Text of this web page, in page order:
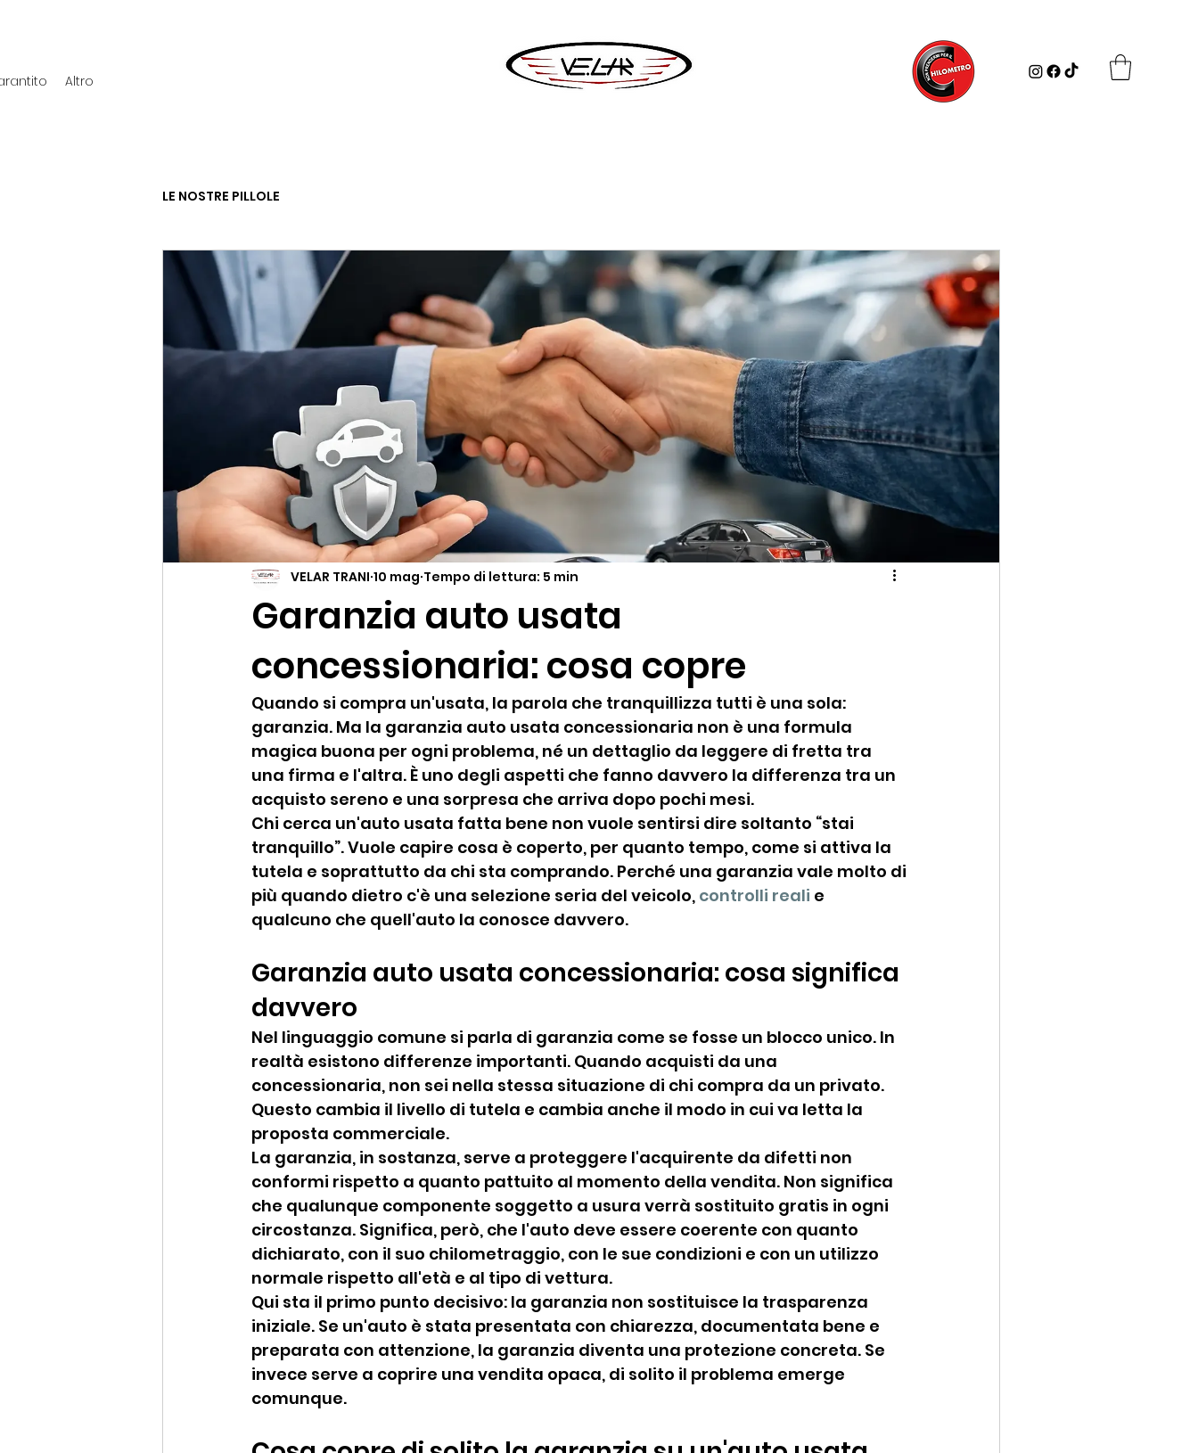
Altro
LE NOSTRE PILLOLE
Garanzia auto usata
concessionaria: cosa copre
VELAR TRANI 10 mag Tempo di lettura: 5 min
Quando si compra un'usata, la parola che tranquillizza tutti è una sola:
garanzia. Ma la garanzia auto usata concessionaria non è una formula
magica buona per ogni problema, né un dettaglio da leggere di fretta tra
una firma e l'altra. È uno degli aspetti che fanno davvero la differenza tra un
acquisto sereno e una sorpresa che arriva dopo pochi mesi.
Chi cerca un'auto usata fatta bene non vuole sentirsi dire soltanto “stai
tranquillo”. Vuole capire cosa è coperto, per quanto tempo, come si attiva la
tutela e soprattutto da chi sta comprando. Perché una garanzia vale molto di
più quando dietro c'è una selezione seria del veicolo, controlli reali e
qualcuno che quell'auto la conosce davvero.
Garanzia auto usata concessionaria: cosa significa
davvero
Nel linguaggio comune si parla di garanzia come se fosse un blocco unico. In
realtà esistono differenze importanti. Quando acquisti da una
concessionaria, non sei nella stessa situazione di chi compra da un privato.
Questo cambia il livello di tutela e cambia anche il modo in cui va letta la
proposta commerciale.
La garanzia, in sostanza, serve a proteggere l'acquirente da difetti non
conformi rispetto a quanto pattuito al momento della vendita. Non significa
che qualunque componente soggetto a usura verrà sostituito gratis in ogni
circostanza. Significa, però, che l'auto deve essere coerente con quanto
dichiarato, con il suo chilometraggio, con le sue condizioni e con un utilizzo
normale rispetto all'età e al tipo di vettura.
Qui sta il primo punto decisivo: la garanzia non sostituisce la trasparenza
iniziale. Se un'auto è stata presentata con chiarezza, documentata bene e
preparata con attenzione, la garanzia diventa una protezione concreta. Se
invece serve a coprire una vendita opaca, di solito il problema emerge
comunque.